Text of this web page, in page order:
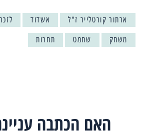
ארתור קורטלייר ז"ל אשדוד
משחק שחמט תחרות
האם הכתבה